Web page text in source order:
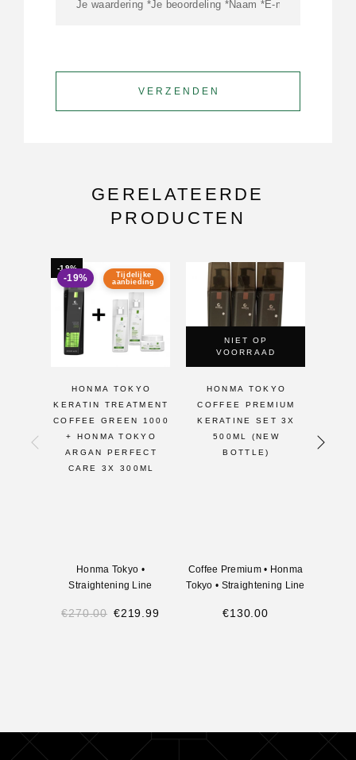
GERELATEERDE
PRODUCTEN
-19%
Tijdelijke
aanbieding
-19%
HONMA TOKYO
KERATIN TREATMENT
COFFEE GREEN 1000
+ HONMA TOKYO
ARGAN PERFECT
CARE 3X 300ML
Honma Tokyo •
Straightening Line
€270.00 €219.99
NIET OP
VOORRAAD
HONMA TOKYO
COFFEE PREMIUM
KERATINE SET 3X
500ML (NEW
BOTTLE)
Coffee Premium• Honma
Tokyo • Straightening Line
€130.00